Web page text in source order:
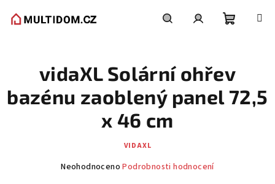
košík
vidaXL Solární ohřev
bazénu zaoblený panel 72,5
x 46 cm
VIDAXL
Průměrné
Neohodnoceno Podrobnosti hodnocení